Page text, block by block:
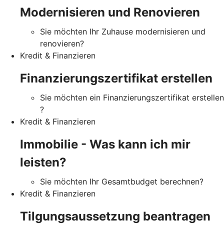
Modernisieren und Renovieren
Sie möchten Ihr Zuhause modernisieren und
renovieren?
Kredit & Finanzieren
Finanzierungszertifikat erstellen
Sie möchten ein Finanzierungszertifikat erstellen
?
Kredit & Finanzieren
Immobilie - Was kann ich mir
leisten?
Sie möchten Ihr Gesamtbudget berechnen?
Kredit & Finanzieren
Tilgungsaussetzung beantragen